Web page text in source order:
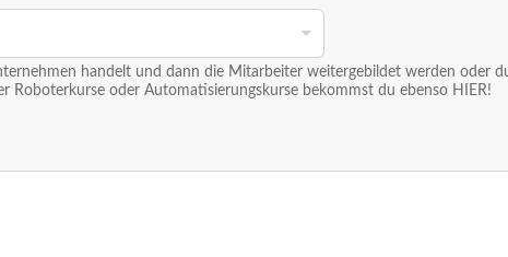
handelt und dann die Mitarbeiter weitergebildet werden oder
Roboterkurse oder Automatisierungskurse bekommst du ebenso HIER!